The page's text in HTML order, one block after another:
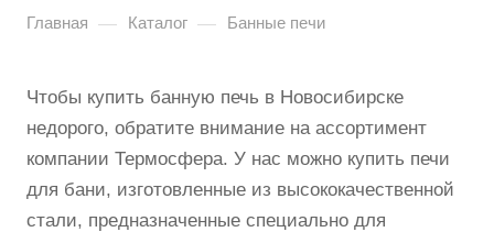
Главная — Каталог — Банные печи
Чтобы купить банную печь в Новосибирске
недорого, обратите внимание на ассортимент
компании Термосфера. У нас можно купить печи
для бани, изготовленные из высококачественной
стали, предназначенные специально для